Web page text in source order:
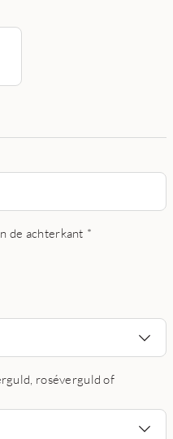
de achterkant *
roséverguld of